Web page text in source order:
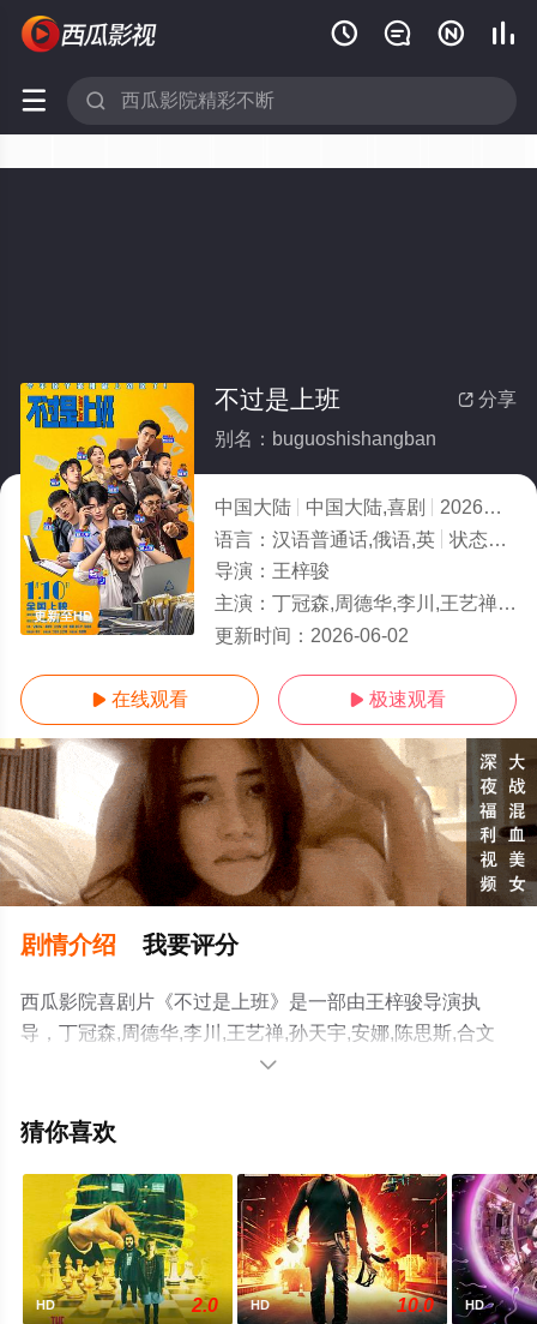
   
 
更新至HD
 分享
不过是上班
别名：buguoshishangban
中国大陆 中国大陆,喜剧 2026
10.0
语言： 汉语普通话,俄语,英 状态：
导演： 王梓骏
主演： 丁冠森,周德华,李川,王艺禅,孙天宇,安娜,陈思斯,合文俊,小爱,李孝谦,吴俊霆,李逗逗,帕赛
更新时间： 2026-06-02
 在线观看  极速观看
剧情介绍 我要评分
西瓜影院喜剧片《不过是上班》是一部由王梓骏导演执
导，丁冠森,周德华,李川,王艺禅,孙天宇,安娜,陈思斯,合文
俊,小爱,李孝谦,吴俊霆,李逗逗,帕赛等明星演员精彩演绎的
就上西瓜影视，更多剧情信息可移步至豆瓣电影、电视猫

猜你喜欢
HD 2.0 HD 10.0 HD